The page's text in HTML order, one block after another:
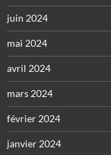
juin 2024
mai 2024
avril 2024
mars 2024
février 2024
janvier 2024